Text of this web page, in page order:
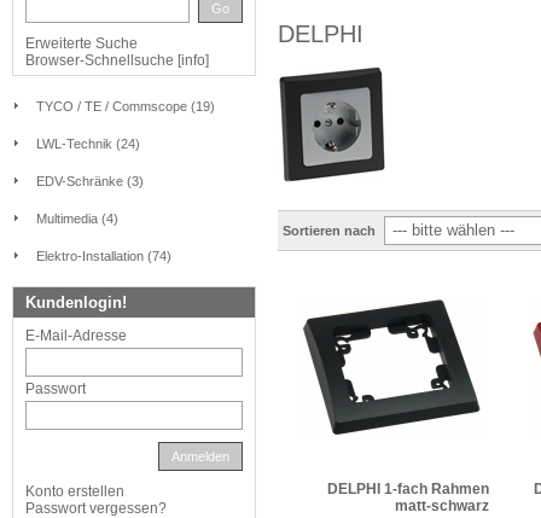
DELPHI
Sortieren nach
DELPHI 1-fach Rahmen
matt-schwarz
Go
Erweiterte Suche
Browser-Schnellsuche [info]
TYCO / TE / Commscope (19)
LWL-Technik (24)
EDV-Schränke (3)
Multimedia (4)
Elektro-Installation (74)
Kundenlogin!
E-Mail-Adresse
Passwort
Anmelden
Konto erstellen
Passwort vergessen?